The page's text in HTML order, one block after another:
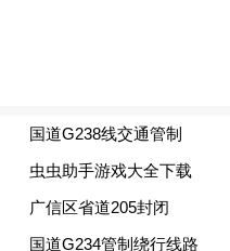
by the user of Dafeng
space services.”